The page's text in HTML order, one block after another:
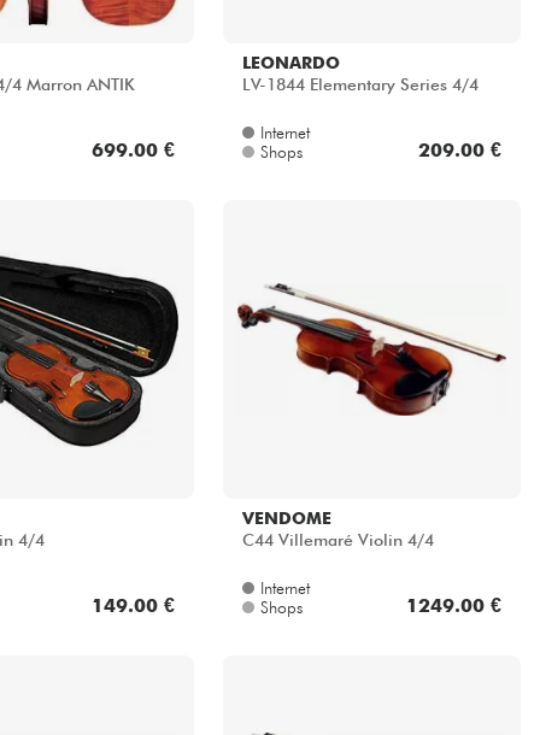
4 Marron ANTIK
699.00 €
LEONARDO
LV-1844 Elementary Series 4/4
Internet
Shops
209.00 €
4/4
149.00 €
VENDOME
C44 Villemaré Violin 4/4
Internet
Shops
1249.00 €